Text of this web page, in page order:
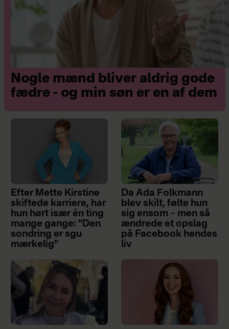
Nogle mænd bliver aldrig gode
fædre - og min søn er en af dem
Efter Mette Kirstine
skiftede karriere, har
hun hørt især én ting
mange gange: ”Den
sondring er sgu
mærkelig”
Da Ada Folkmann
blev skilt, følte hun
sig ensom – men så
ændrede et opslag
på Facebook hendes
liv